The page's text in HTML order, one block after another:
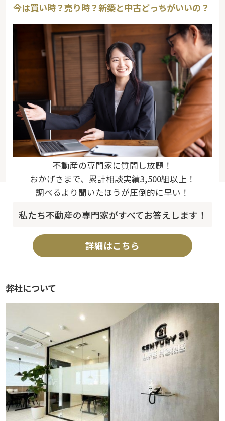
今は買い時？売り時？新築と中古どっちがいいの？
不動産の専門家に質問し放題！
おかげさまで、累計相談実績3,500組以上！
調べるより聞いたほうが圧倒的に早い！
私たち不動産の専門家がすべてお答えします！
詳細はこちら
弊社について